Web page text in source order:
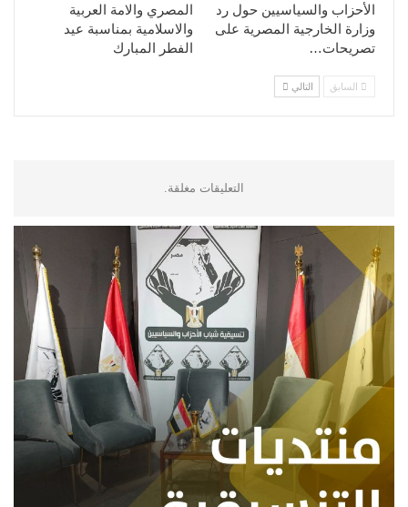
المصري والامة العربية
والاسلامية بمناسبة عيد
الفطر المبارك
الأحزاب والسياسيين حول رد
وزارة الخارجية المصرية على
تصريحات…
السابق التالي
التعليقات مغلقة.